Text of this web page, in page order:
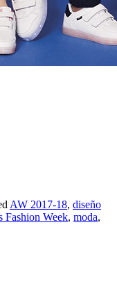
AW 2017-18, diseño
Fashion Week, moda,